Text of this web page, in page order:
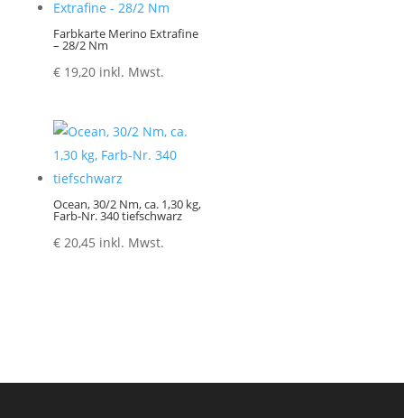
Farbkarte Merino Extrafine
– 28/2 Nm
€19,20 inkl. Mwst.
Ocean, 30/2 Nm, ca. 1,30 kg,
Farb-Nr. 340 tiefschwarz
€20,45 inkl. Mwst.